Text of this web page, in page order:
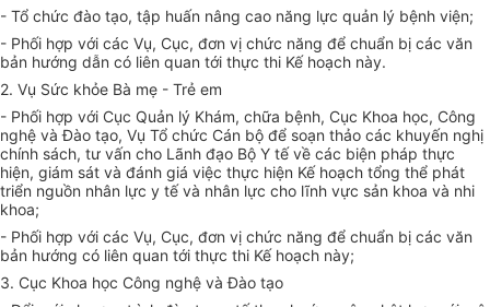
- Tổ chức đào tạo, tập huấn nâng cao năng lực quản lý bệnh viện;
- Phối hợp với các Vụ, Cục, đơn vị chức năng để chuẩn bị các văn
bản hướng dẫn có liên quan tới thực thi Kế hoạch này.
2. Vụ Sức khỏe Bà mẹ - Trẻ em
- Phối hợp với Cục Quản lý Khám, chữa bệnh, Cục Khoa học, Công
nghệ và Đào tạo, Vụ Tổ chức Cán bộ để soạn thảo các khuyến nghị
chính sách, tư vấn cho Lãnh đạo Bộ Y tế về các biện pháp thực
hiện, giám sát và đánh giá việc thực hiện Kế hoạch tổng thể phát
triển nguồn nhân lực y tế và nhân lực cho lĩnh vực sản khoa và nhi
khoa;
- Phối hợp với các Vụ, Cục, đơn vị chức năng để chuẩn bị các văn
bản hướng có liên quan tới thực thi Kế hoạch này;
3. Cục Khoa học Công nghệ và Đào tạo